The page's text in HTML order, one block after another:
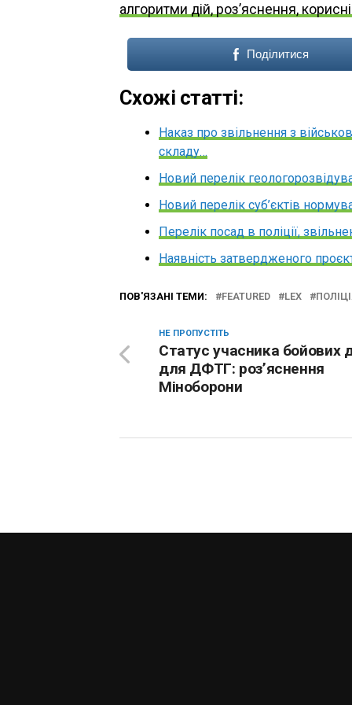
алгоритми дій, роз’яснення,
Поділитися
Схожі статті:
Наказ про звільнення з
складу…
Новий перелік
Новий перелік суб’єктів
Перелік посад в поліції,
Наявність затвердженого
ПОВ'ЯЗАНІ ТЕМИ: FEATURED LEX
НЕ ПРОПУСТІТЬ
Статус учасника бойових
для ДФТГ: роз’яснення
Міноборони